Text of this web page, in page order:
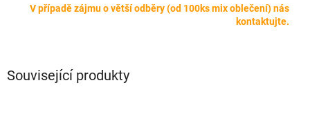
V případě zájmu o větší odběry (od 100ks mix oblečení) nás
kontaktujte.
Související produkty